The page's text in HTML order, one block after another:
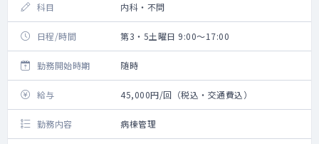
科目 内科・不問
日程/時間 第3・5土曜日 9:00～17:00
勤務開始時期 随時
給与 45,000円/回（税込・交通費込）
勤務内容 病棟管理